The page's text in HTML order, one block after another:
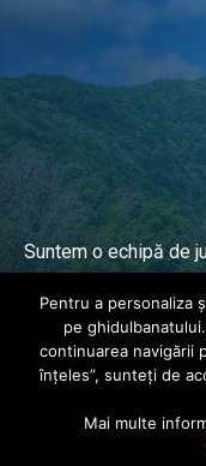
Suntem o echipă de
lucrat și lucrăm în
ani.
© Ghidul Banatului
Pentru a personaliza
pe
continuarea navigării
înțeles”, sunteți de
Mai multe